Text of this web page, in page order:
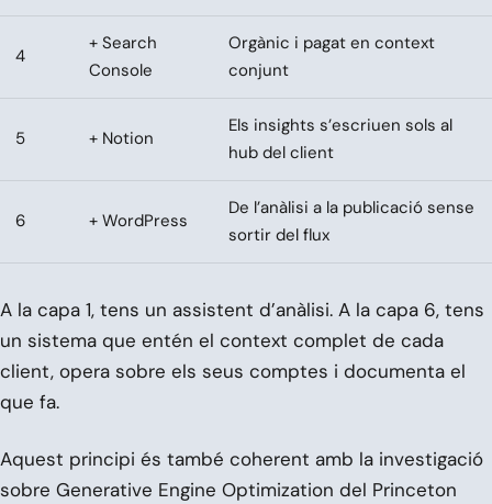
4
+ Search
Console
Orgànic i pagat en context
conjunt
5 + Notion
Els insights s’escriuen sols al
hub del client
6 + WordPress
De l’anàlisi a la publicació sense
sortir del flux
A la capa 1, tens un assistent d’anàlisi. A la capa 6, tens
un sistema que entén el context complet de cada
client, opera sobre els seus comptes i documenta el
que fa.
Aquest principi és també coherent amb la investigació
sobre Generative Engine Optimization del Princeton